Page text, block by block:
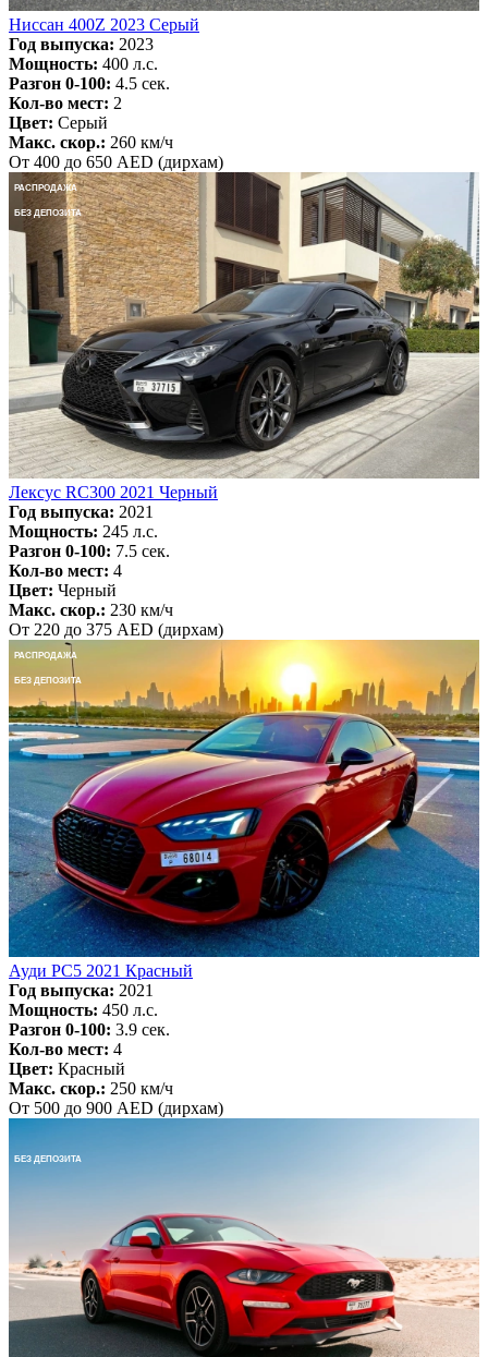
Ниссан 400Z 2023 Серый
Год выпуска: 2023
Мощность: 400 л.с.
Разгон 0-100: 4.5 сек.
Кол-во мест: 2
Цвет: Серый
Макс. скор.: 260 км/ч
От 400 до 650 AED (дирхам)
РАСПРОДАЖА
БЕЗ ДЕПОЗИТА
Лексус RC300 2021 Черный
Год выпуска: 2021
Мощность: 245 л.с.
Разгон 0-100: 7.5 сек.
Кол-во мест: 4
Цвет: Черный
Макс. скор.: 230 км/ч
От 220 до 375 AED (дирхам)
РАСПРОДАЖА
БЕЗ ДЕПОЗИТА
Ауди РС5 2021 Красный
Год выпуска: 2021
Мощность: 450 л.с.
Разгон 0-100: 3.9 сек.
Кол-во мест: 4
Цвет: Красный
Макс. скор.: 250 км/ч
От 500 до 900 AED (дирхам)
БЕЗ ДЕПОЗИТА